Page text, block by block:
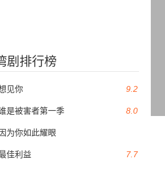
剧排行榜
9.2
见你
8.0
是被害者第一季
因为你如此耀眼
7.7
佳利益